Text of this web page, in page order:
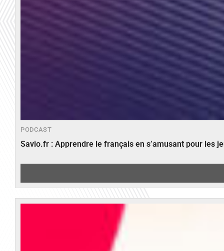
PODCAST
Savio.fr : Apprendre le français en s’amusant pour les